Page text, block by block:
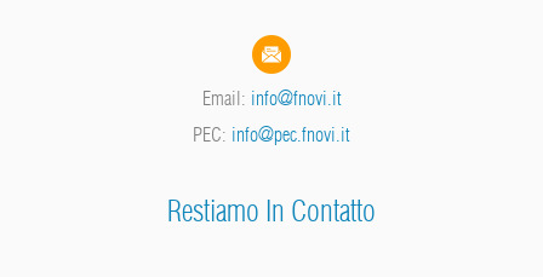
Email: info@fnovi.it
PEC: info@pec.fnovi.it
Restiamo In Contatto